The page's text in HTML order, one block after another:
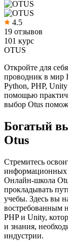
4.5
19 отзывов
101 курс
OTUS
Откройте для
проводник в мир
Python, PHP,
помощью
выбор Otus
Богатый
Otus
Стремитесь
информационных
Онлайн-школа
прокладывать
учебы. Здесь вы
востребованным
PHP и Unity,
и знания,
индустрии.